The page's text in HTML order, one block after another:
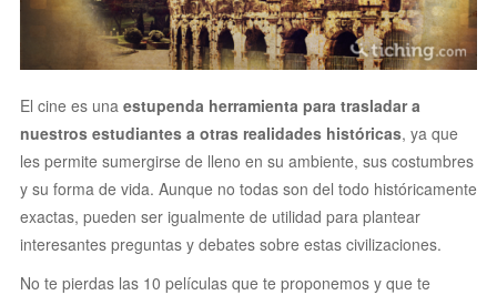
El cine es una estupenda herramienta para trasladar a
nuestros estudiantes a otras realidades históricas, ya que
les permite sumergirse de lleno en su ambiente, sus costumbres
y su forma de vida. Aunque no todas son del todo históricamente
exactas, pueden ser igualmente de utilidad para plantear
interesantes preguntas y debates sobre estas civilizaciones.
No te pierdas las 10 películas que te proponemos y que te